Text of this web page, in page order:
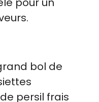
bol de
persil frais